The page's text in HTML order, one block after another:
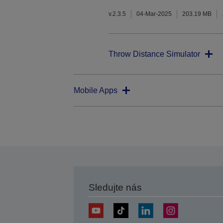
v.2.3.5 04-Mar-2025 203.19 MB
Throw Distance Simulator
Mobile Apps
Sledujte nás